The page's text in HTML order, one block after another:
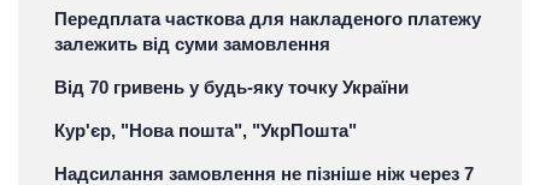
Передплата часткова для накладеного платежу
залежить від суми замовлення
Від 70 гривень у будь-яку точку України
Кур'єр, "Нова пошта", "УкрПошта"
Надсилання замовлення не пізніше ніж через 7